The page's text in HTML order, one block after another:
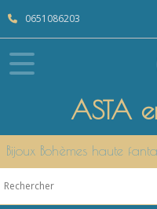
0651086203
ASTA
Fermer
FILTRES
BIJOUX
Fantaisie
(206)